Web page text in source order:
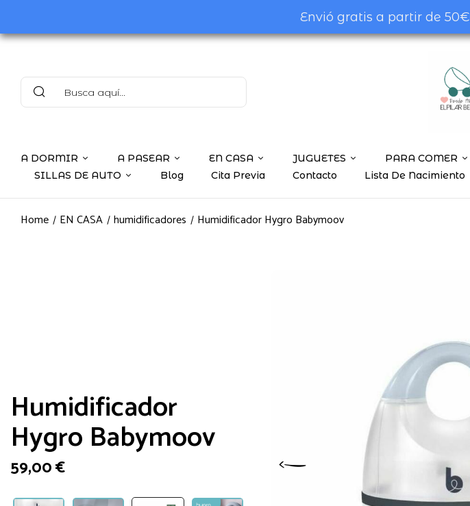
Envió gratis a partir de 50€
A DORMIR A PASEAR EN CASA JUGUETES PARA COMER
SILLAS DE AUTO
Blog Cita Previa Contacto Lista De Nacimiento
Home EN CASA humidificadores Humidificador Hygro Babymoov
Humidificador
Hygro Babymoov
59,00€